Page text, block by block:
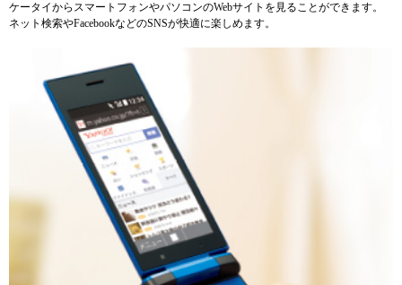
ケータイからスマートフォンやパソコンのWebサイトを見ることができます。
ネット検索やFacebookなどのSNSが快適に楽しめます。